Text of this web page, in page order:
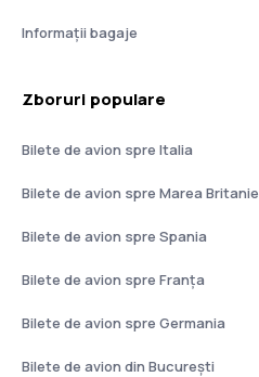
Informații bagaje
Zboruri populare
Bilete de avion spre Italia
Bilete de avion spre Marea Britanie
Bilete de avion spre Spania
Bilete de avion spre Franţa
Bilete de avion spre Germania
Bilete de avion din București